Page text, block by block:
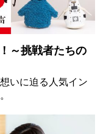
～挑戦者たちの
いに迫る人気イン